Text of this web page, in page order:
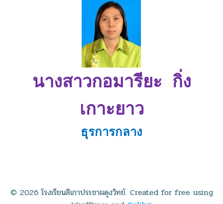
นางสาวกอมารียะ กิ่ง
เกาะยาว
ธุรการกลาง
© 2026 โรงเรียนสิเกาประชาผดุงวิทย์. Created for free using